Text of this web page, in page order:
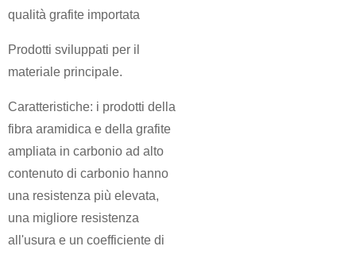
qualità grafite importata
Prodotti sviluppati per il
materiale principale.
Caratteristiche: i prodotti della
fibra aramidica e della grafite
ampliata in carbonio ad alto
contenuto di carbonio hanno
una resistenza più elevata,
una migliore resistenza
all'usura e un coefficiente di